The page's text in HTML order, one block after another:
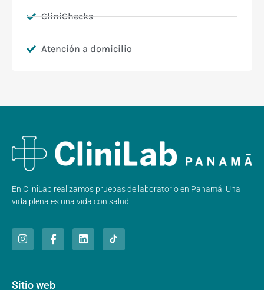
CliniChecks
Atención a domicilio
En CliniLab realizamos pruebas de laboratorio en Panamá. Una
vida plena es una vida con salud.
Sitio web